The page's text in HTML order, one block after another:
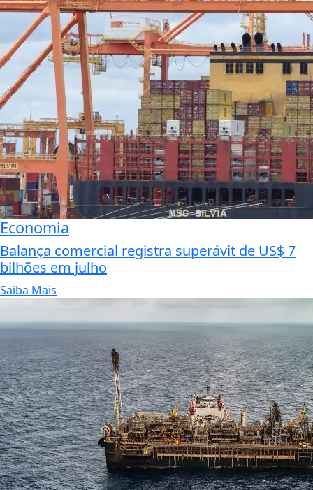
Economia
Balança comercial registra superávit de US$ 7
bilhões em julho
Saiba Mais